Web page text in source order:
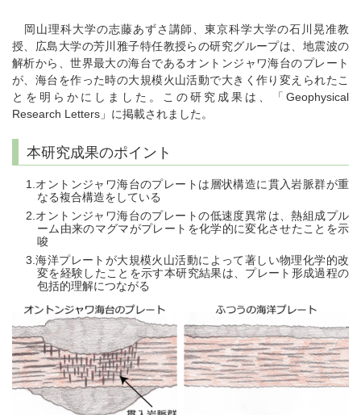
岡山理科大学の志藤あずさ講師、東京科学大学の石川晃准教
授、広島大学の芳川雅子特任教授らの研究グループは、地震波の
解析から、世界最大の海台であるオントンジャワ海台のプレート
が、海台を作った時の大規模火山活動で大きく作り変えられたこ
とを明らかにしました。この研究成果は、「Geophysical
Research Letters」に掲載されました。
本研究成果のポイント
オントンジャワ海台のプレートは層状構造に貫入岩脈群が重
なる複合構造をしている
オントンジャワ海台のプレートの低速度異常は、熱組成プル
ーム由来のマグマがプレートを化学的に変化させたことを示
唆
海洋プレートが大規模火山活動によって著しい物理化学的改
変を経験したことを示す本研究結果は、プレート形成過程の
包括的理解につながる